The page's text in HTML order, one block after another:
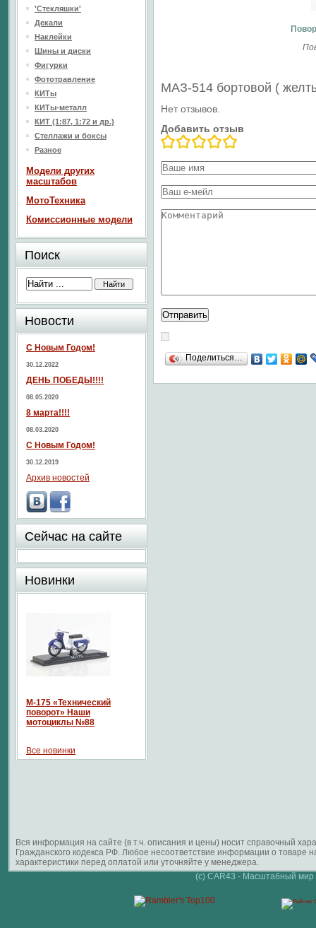
МАЗ-514 бортовой (
Нет отзывов.
Добавить отзыв
Поделиться…
'Стекляшки'
Декали
Наклейки
Шины и диски
Фигурки
Фототравление
КИТы
КИТы-металл
КИТ (1:87, 1:72 и др.)
Стеллажи и боксы
Разное
Модели других
масштабов
МотоТехника
Комиссионные модели
Поиск
Новости
С Новым Годом!
30.12.2022
ДЕНЬ ПОБЕДЫ!!!!
08.05.2020
8 марта!!!!
08.03.2020
С Новым Годом!
30.12.2019
Архив новостей
Сейчас на сайте
Новинки
М-175 «Технический
поворот» Наши
мотоциклы №88
Все новинки
Вся информация на сайте (в т.ч. описания и цены) носит справочный
Гражданского кодекса РФ. Любое несоответствие информации о
характеристики перед оплатой или уточняйте у менеджера.
(c) CAR43 - Масштабный мир